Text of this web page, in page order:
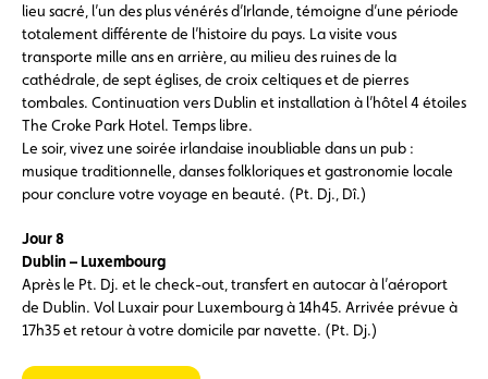
lieu sacré, l’un des plus vénérés d’Irlande, témoigne d’une période
totalement différente de l’histoire du pays. La visite vous
transporte mille ans en arrière, au milieu des ruines de la
cathédrale, de sept églises, de croix celtiques et de pierres
tombales. Continuation vers Dublin et installation à l’hôtel 4 étoiles
The Croke Park Hotel. Temps libre.
Le soir, vivez une soirée irlandaise inoubliable dans un pub :
musique traditionnelle, danses folkloriques et gastronomie locale
pour conclure votre voyage en beauté. (Pt. Dj., Dî.)
Jour 8
Dublin – Luxembourg
Après le Pt. Dj. et le check-out, transfert en autocar à l’aéroport
de Dublin. Vol Luxair pour Luxembourg à 14h45. Arrivée prévue à
17h35 et retour à votre domicile par navette. (Pt. Dj.)